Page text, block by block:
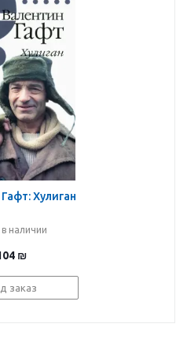
Хулиган
наличии
₪
заказ